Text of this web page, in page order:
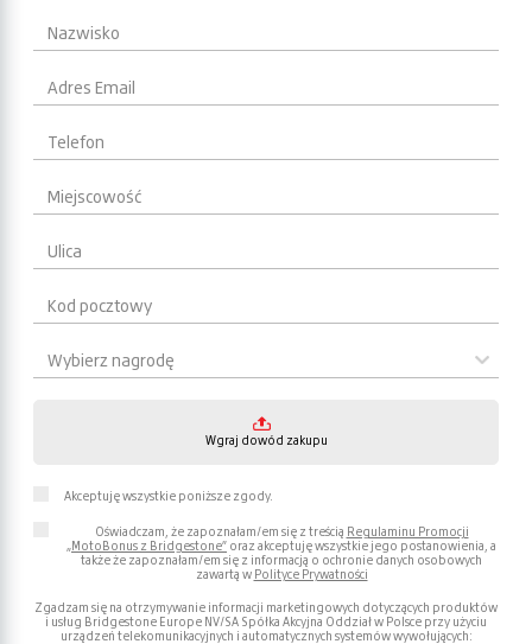
Nazwisko
Adres Email
Telefon
Miejscowość
Ulica
Kod pocztowy
Wybierz nagrodę
Wgraj dowód zakupu
Akceptuję wszystkie poniższe zgody.
Oświadczam, że zapoznałam/em się z treścią Regulaminu Promocji
„MotoBonus z Bridgestone” oraz akceptuję wszystkie jego postanowienia, a
także że zapoznałam/em się z informacją o ochronie danych osobowych
zawartą w Polityce Prywatności
Zgadzam się na otrzymywanie informacji marketingowych dotyczących produktów
i usług Bridgestone Europe NV/SA Spółka Akcyjna Oddział w Polsce przy użyciu
urządzeń telekomunikacyjnych i automatycznych systemów wywołujących: